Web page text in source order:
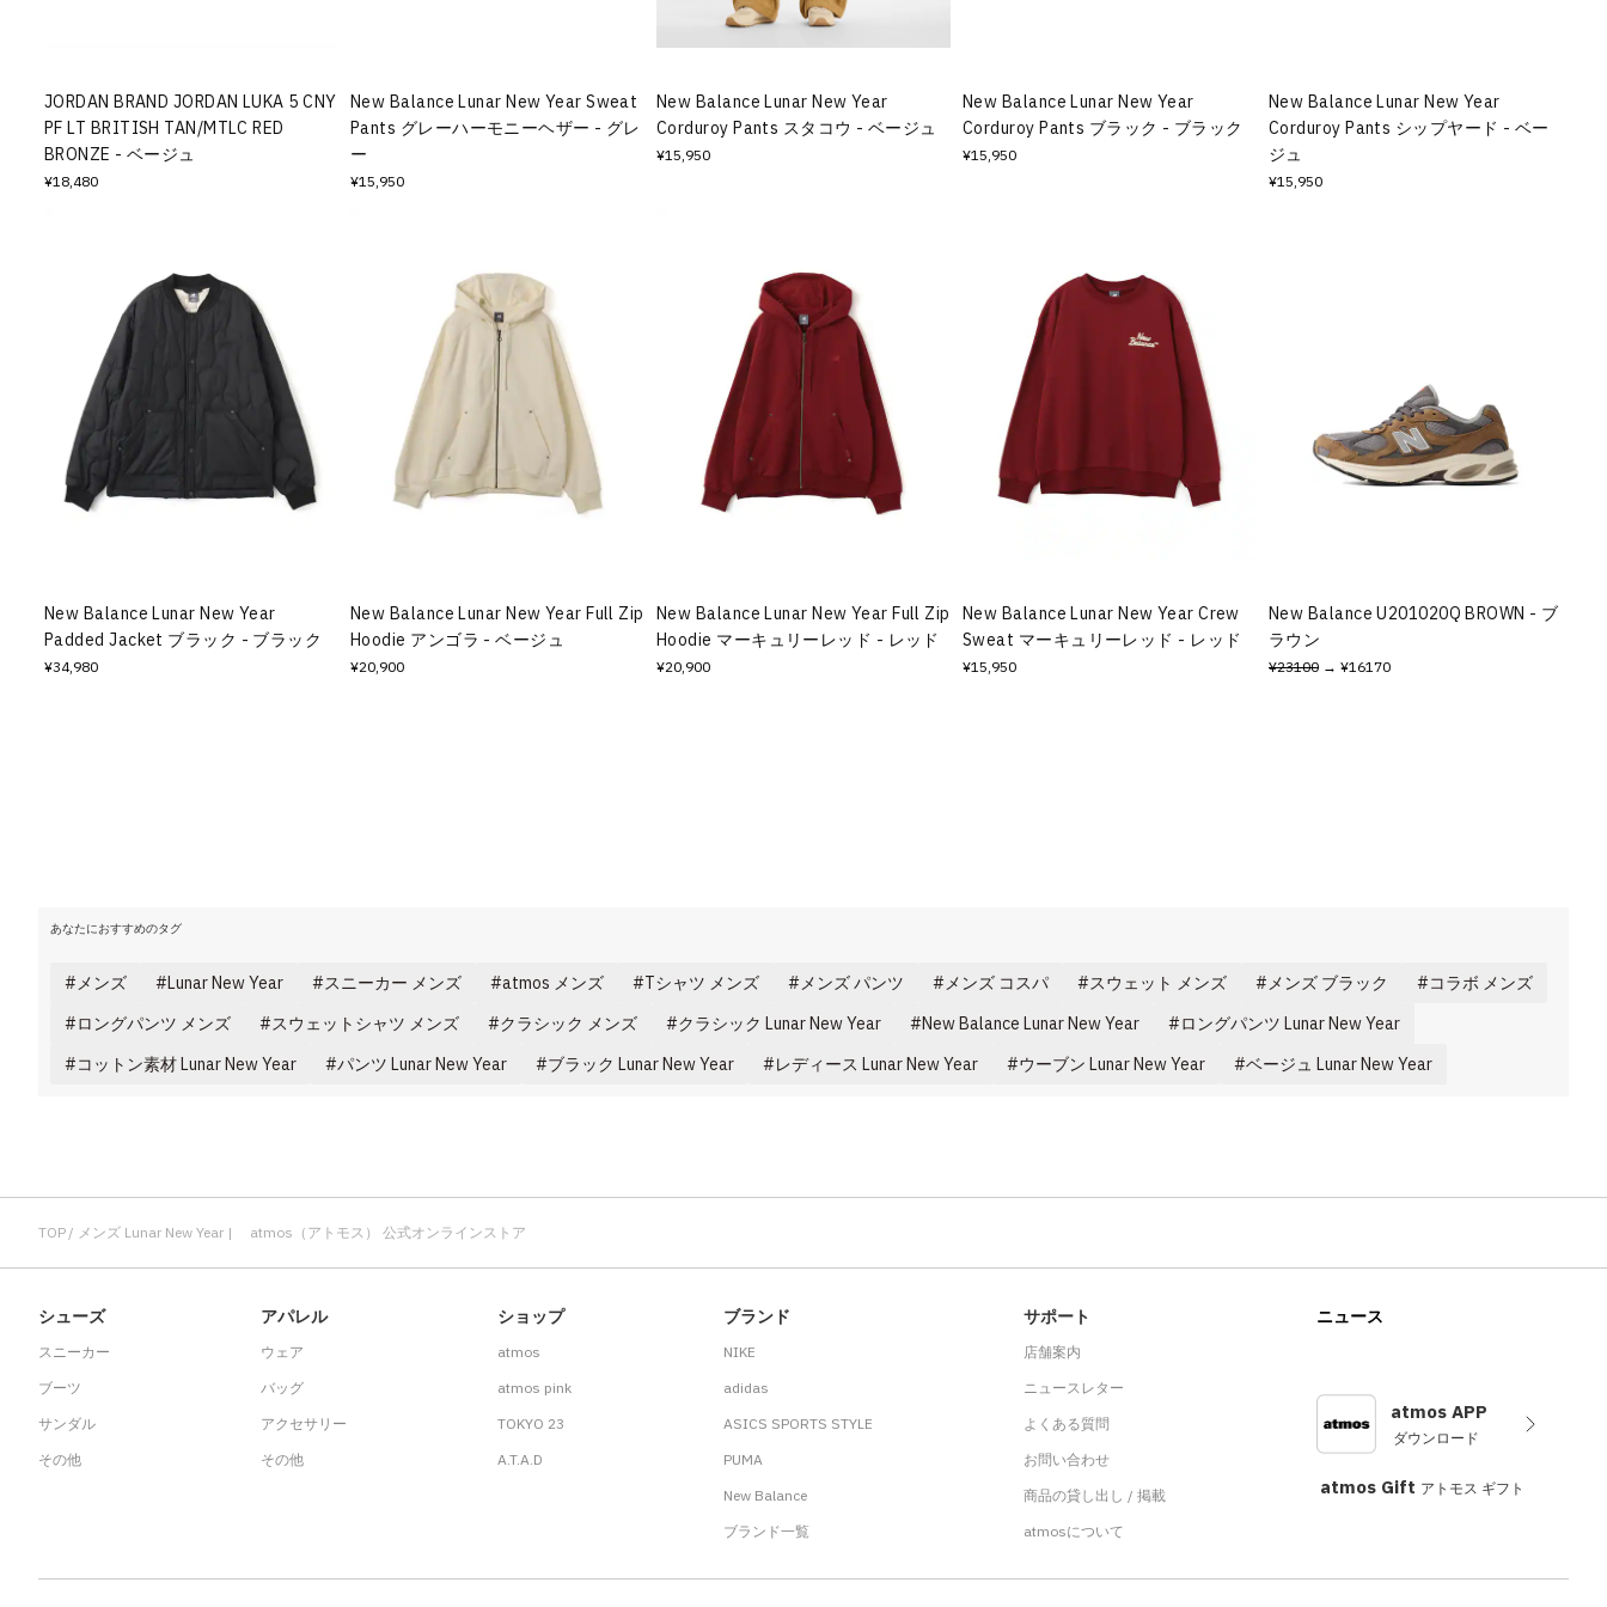
JORDAN BRAND JORDAN LUKA 5 CNY
PF LT BRITISH TAN/MTLC RED
BRONZE - ベージュ
¥18,480
New Balance Lunar New Year Sweat
Pants グレーハーモニーヘザー - グレ
ー
¥15,950
New Balance Lunar New Year
Corduroy Pants スタコウ - ベージュ
¥15,950
New Balance Lunar New Year
Corduroy Pants ブラック - ブラック
¥15,950
New Balance Lunar New Year
Corduroy Pants シップヤード - ベー
ジュ
¥15,950
New Balance Lunar New Year
Padded Jacket ブラック - ブラック
¥34,980
New Balance Lunar New Year Full Zip
Hoodie アンゴラ - ベージュ
¥20,900
New Balance Lunar New Year Full Zip
Hoodie マーキュリーレッド - レッド
¥20,900
New Balance Lunar New Year Crew
Sweat マーキュリーレッド - レッド
¥15,950
New Balance U201020Q BROWN - ブ
ラウン
¥23100 → ¥16170
あなたにおすすめのタグ
メンズ Lunar New Year スニーカー メンズ atmos メンズ Tシャツ メンズ メンズ パンツ メンズ コスパ スウェット メンズ メンズ ブラック
コラボ メンズ
ロングパンツ メンズ
スウェットシャツ メンズ クラシック メンズ クラシック Lunar New Year New Balance Lunar New Year
ロングパンツ Lunar New Year
コットン素材 Lunar New Year
パンツ Lunar New Year ブラック Lunar New Year レディース Lunar New Year ウーブン Lunar New Year ベージュ Lunar New Year
TOP メンズ Lunar New Year | atmos（アトモス） 公式オンラインストア
シューズ
スニーカー
ブーツ
サンダル
その他
アパレル
ウェア
バッグ
アクセサリー
その他
ショップ
atmos
atmos pink
TOKYO 23
A.T.A.D
ブランド
NIKE
adidas
ASICS SPORTS STYLE
PUMA
New Balance
ブランド一覧
サポート
店舗案内
ニュースレター
よくある質問
お問い合わせ
商品の貸し出し / 掲載
atmosについて
ニュース
atmos APP
ダウンロード
atmos Gift アトモス ギフト